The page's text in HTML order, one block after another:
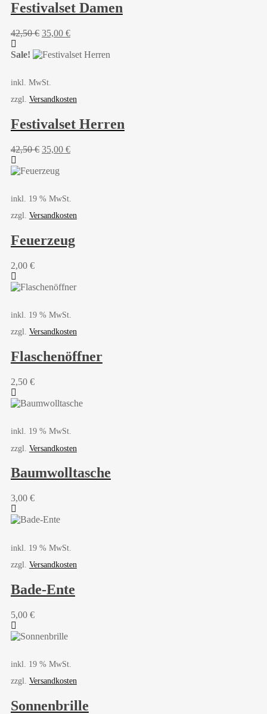
Festivalset Damen
42,50€ Ursprünglicher
war:
35,00 €Aktueller
ist:
Sale!
inkl. MwSt.
zzgl. Versandkosten
Festivalset Herren
42,50€ Ursprünglicher
war:
35,00 €Aktueller
inkl. 19 % MwSt.
zzgl. Versandkosten
Feuerzeug
2,00 €
inkl. 19 % MwSt.
zzgl. Versandkosten
Flaschenöffner
2,50 €
inkl. 19 % MwSt.
zzgl. Versandkosten
Baumwolltasche
3,00 €
inkl. 19 % MwSt.
zzgl. Versandkosten
Bade-Ente
5,00 €
inkl. 19 % MwSt.
zzgl. Versandkosten
Sonnenbrille